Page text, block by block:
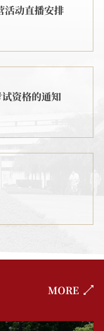
活动直播安排
资格的通知
MORE